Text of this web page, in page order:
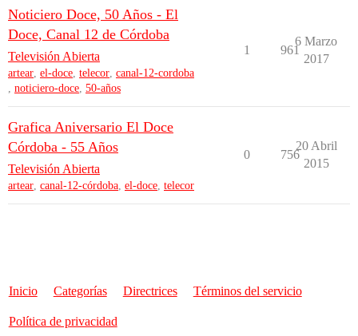
Noticiero Doce, 50 Años - El
Doce, Canal 12 de Córdoba
Televisión Abierta
artear, el-doce, telecor, canal-12-cordoba
, noticiero-doce, 50-años
1 961
6 Marzo
2017
Grafica Aniversario El Doce
Córdoba - 55 Años
Televisión Abierta
artear, canal-12-córdoba, el-doce, telecor
0 756
20 Abril
2015
Inicio Categorías Directrices Términos del servicio
Política de privacidad